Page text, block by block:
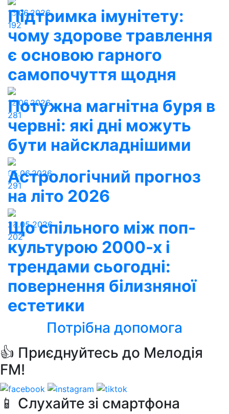
15.06.2026
192
Підтримка імунітету:
чому здорове травлення
є основою гарного
самопочуття щодня
12.06.2026
281
Потужна магнітна буря в
червні: які дні можуть
бути найскладнішими
05.06.2026
291
Астрологічний прогноз
на літо 2026
28.05.2026
202
Що спільного між поп-
культурою 2000-х і
трендами сьогодні:
повернення білизняної
естетики
Потрібна допомога
👍 Приєднуйтесь до Мелодія
FM!
📱 Слухайте зі смартфона